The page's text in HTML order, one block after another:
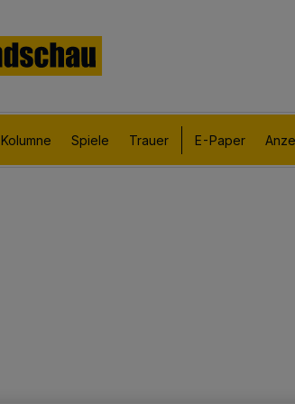
Kolumne Spiele Trauer E-Paper